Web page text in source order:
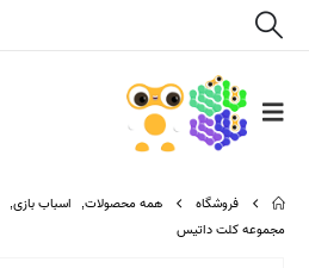
فروشگاه همه محصولات, اسباب بازی,
مجموعه کلت داتیس